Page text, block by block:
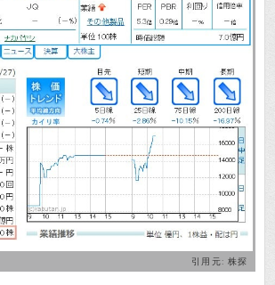
引用元: 株探